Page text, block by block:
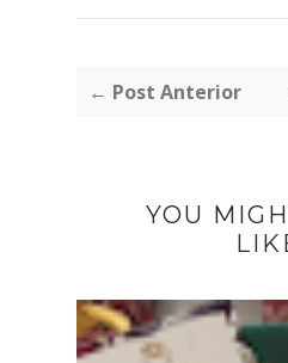
← Post Anterior
YOU